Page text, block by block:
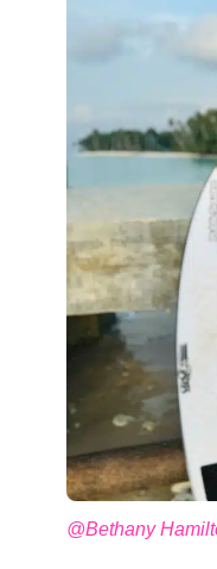
@Bethany